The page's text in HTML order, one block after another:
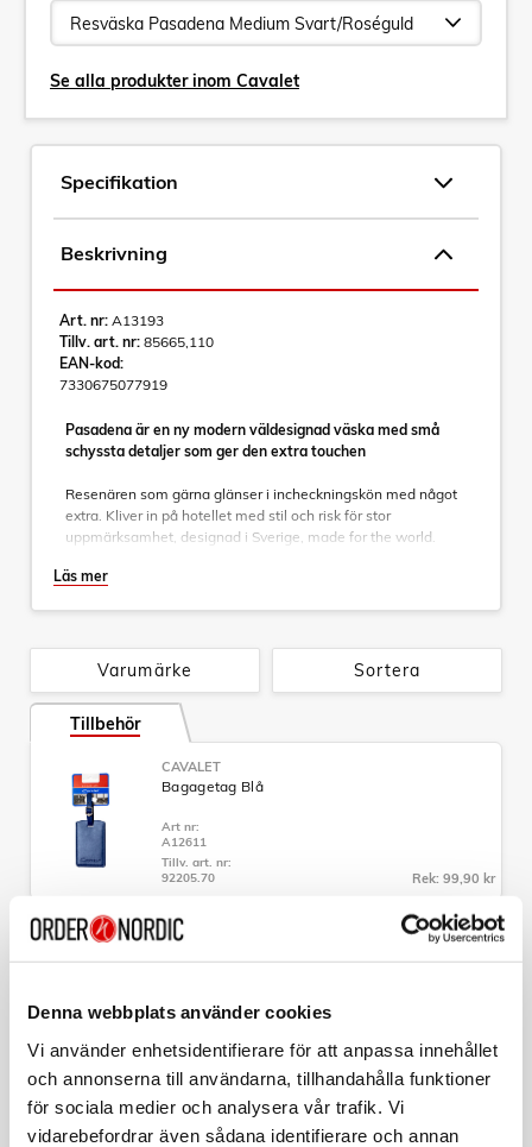
Denna webbplats använder cookies
Vi använder enhetsidentifierare för att anpassa innehållet
och annonserna till användarna, tillhandahålla funktioner
för sociala medier och analysera vår trafik. Vi
vidarebefordrar även sådana identifierare och annan
Se alla produkter inom Cavalet
Specifikation
Beskrivning
Art. nr: A13193
Tillv. art. nr: 85665,110
EAN-kod:
7330675077919
Pasadena är en ny modern väldesignad väska med små
schyssta detaljer som ger den extra touchen
Resenären som gärna glänser i incheckningskön med något
extra. Kliver in på hotellet med stil och risk för stor
uppmärksamhet, designad i Sverige, made for the world.
Genomtänkta detaljer som matchar rakt igenom. Dubbelhjul
dina kläder som ligger säkert på plats.
- Expanderbar
- Helt integrerat teleskophandtag
- Material: 100% virgin ABS
- Mått: 65 x 46 x 26-30cm
- Vikt: 3,8kg
- Volym: 75-89L
- Garanti: 5 års fabrikationsgaranti
Läs mer
Sortera
Varumärke
Tillbehör
CAVALET
Bagagetag Blå
Art nr:
A12611
Tillv. art. nr:
92205.70
Rek: 99,90 kr
CAVALET
A12612
92205.90
Rek: 99,90 kr
CAVALET
TSA-Lås